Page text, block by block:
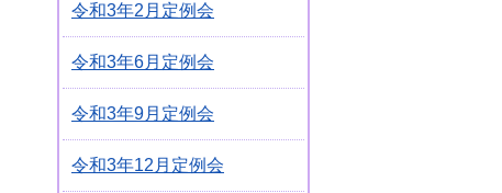
令和3年2月定例会
令和3年6月定例会
令和3年9月定例会
令和3年12月定例会